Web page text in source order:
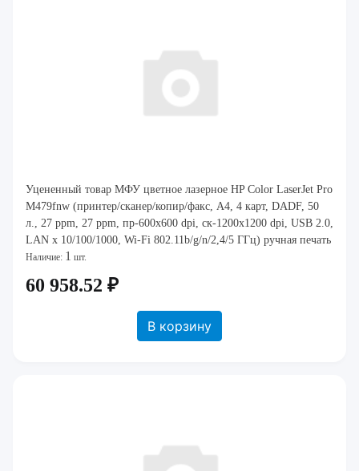
Уцененный товар МФУ цветное лазерное HP Color LaserJet Pro
M479fnw (принтер/сканер/копир/факс, A4, 4 карт, DADF, 50
л., 27 ppm, 27 ppm, пр-600х600 dpi, ск-1200х1200 dpi, USB 2.0,
LAN x 10/100/1000, Wi-Fi 802.11b/g/n/2,4/5 ГГц) ручная печать
(250 л. под.)
Наличие: 1 шт.
60 958.52 ₽
В корзину